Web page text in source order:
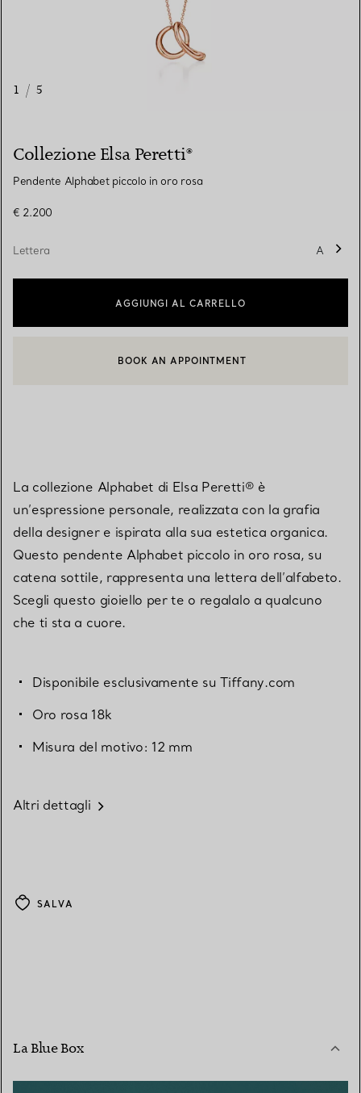
1 / 5
Collezione Elsa Peretti®
Pendente Alphabet piccolo in oro rosa
€ 2.200
Lettera A
AGGIUNGI AL CARRELLO
CONTATTA UN CONSULENTE CLIENTI O PRENOTA UN
BOOK AN APPOINTMENT
La collezione Alphabet di Elsa Peretti® è
un’espressione personale, realizzata con la grafia
della designer e ispirata alla sua estetica organica.
Questo pendente Alphabet piccolo in oro rosa, su
catena sottile, rappresenta una lettera dell’alfabeto.
Scegli questo gioiello per te o regalalo a qualcuno
che ti sta a cuore.
Disponibile esclusivamente su Tiffany.com
Oro rosa 18k
Misura del motivo: 12 mm
Altri dettagli
SALVA
La Blue Box